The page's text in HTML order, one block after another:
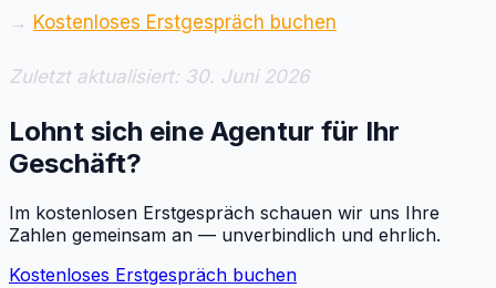
→ Kostenloses Erstgespräch buchen
Zuletzt aktualisiert: 30. Juni 2026
Lohnt sich eine Agentur für Ihr
Geschäft?
Im kostenlosen Erstgespräch schauen wir uns Ihre
Zahlen gemeinsam an — unverbindlich und ehrlich.
Kostenloses Erstgespräch buchen